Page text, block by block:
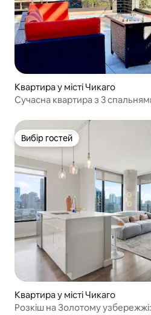
Квартира у місті Чикаго
Сучасна квартира з 3
Вибір гостей
Вибір гостей
Квартира у місті Чикаго
Розкіш на Золотому узбережжі: